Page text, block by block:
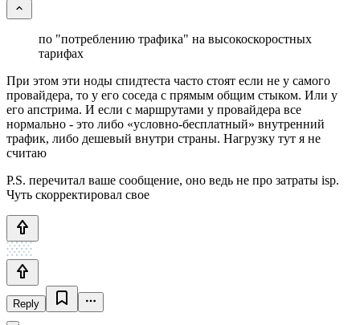
по "потреблению трафика" на высокоскоростных
тарифах
При этом эти ноды спидтеста часто стоят если не у самого
провайдера, то у его соседа с прямым общим стыком. Или у
его апстрима. И если с маршрутами у провайдера все
нормально - это либо «условно-бесплатный» внутренний
трафик, либо дешевый внутри страны. Нагрузку тут я не
считаю
P.S. перечитал ваше сообщение, оно ведь не про затраты isp.
Чуть скорректировал свое
Reply